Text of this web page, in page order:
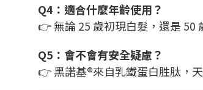
Q4：適合什麼年齡使用？
👉 無論 25 歲初現白髮，還是 50
Q5：會不會有安全疑慮？
👉 黑諾基®來自乳鐵蛋白胜肽，